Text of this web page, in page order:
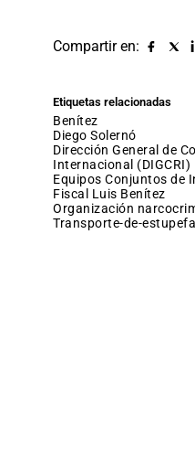
Compartir en:
Etiquetas relacionadas
Benítez
Diego Solernó
Dirección General de Cooperación Regional e
Internacional (DIGCRI)
Equipos Conjuntos de
fiscal Luis Benítez
organización
transporte-de-